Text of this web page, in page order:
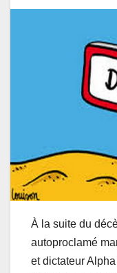
À la suite du
autoproclamé
et dictateur